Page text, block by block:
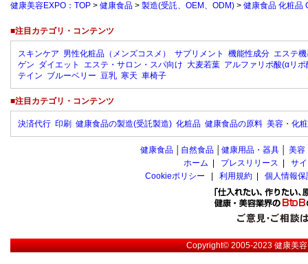
健康美容EXPO：TOP > 健康食品 > 製造(受託、OEM、ODM) > 健康食品 化粧品
■注目カテゴリ・コンテンツ
スキンケア 男性化粧品（メンズコスメ） サプリメント 機能性成分 エステ
ゲン ダイエット エステ・サロン・スパ向け 大麦若葉 アルファリポ酸(αリポ
テイン ブルーベリー 豆乳 寒天 車椅子
■注目カテゴリ・コンテンツ
決済代行 印刷 健康食品の製造(受託製造) 化粧品 健康食品の原料 美容・化
健康食品 自然食品 健康用品・器具 美容
ホーム
プレスリリース
サ
Cookieポリシー
利用規約 個人情報
Copyright© 2005-2023健康美